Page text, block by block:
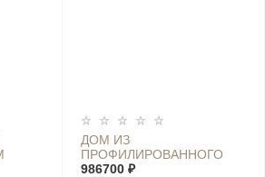
ДОМ ИЗ
ПРОФИЛИРОВАННОГО
БРУСА МАРИЯ 5.6М Х 7М
986700 ₽